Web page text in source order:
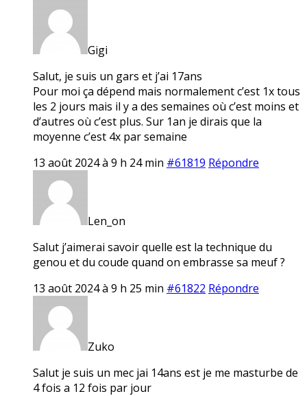
Gigi
Salut, je suis un gars et j’ai 17ans
Pour moi ça dépend mais normalement c’est 1x tous
les 2 jours mais il y a des semaines où c’est moins et
d’autres où c’est plus. Sur 1an je dirais que la
moyenne c’est 4x par semaine
13 août 2024 à 9 h 24 min #61819 Répondre
Len_on
Salut j’aimerai savoir quelle est la technique du
genou et du coude quand on embrasse sa meuf ?
13 août 2024 à 9 h 25 min #61822 Répondre
Zuko
Salut je suis un mec jai 14ans est je me masturbe de
4 fois a 12 fois par jour